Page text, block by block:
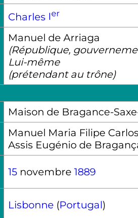
Charles Ier
Manuel de Arriaga
(République,
Lui-même
(prétendant au trône)
Maison de Bragance-
Manuel Maria Filipe
Assis Eugénio de
15 novembre 1889
Lisbonne (Portugal)